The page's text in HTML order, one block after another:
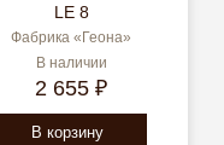
LE 8
Фабрика «Геона»
В наличии
2 655 ₽
В корзину